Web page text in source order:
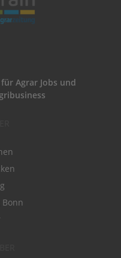
Agrar Jobs und